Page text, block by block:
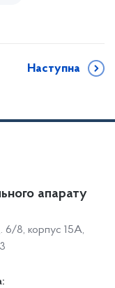
Наступна
апарату
6/8, корпус 15А,